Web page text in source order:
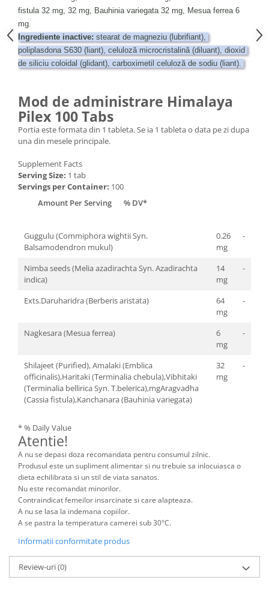
fistula 32 mg, 32 mg, Bauhinia variegata 32 mg, Mesua ferrea 6
mg.
Ingrediente inactive: stearat de magneziu (lubrifiant),
poliplasdona S630 (liant), celuloză microcristalină (diluant), dioxid
de siliciu coloidal (glidant), carboximetil celuloză de sodiu (liant).
Mod de administrare Himalaya
Pilex 100 Tabs
Portia este formata din 1 tableta. Se ia 1 tableta o data pe zi dupa
una din mesele principale.
Supplement Facts
Serving Size: 1 tab
Servings per Container: 100
Amount Per Serving
% DV*
Guggulu (Commiphora wightii Syn.
Balsamodendron mukul)
0.26
mg
-
Nimba seeds (Melia azadirachta Syn. Azadirachta
indica)
14
mg
-
Exts.Daruharidra (Berberis aristata)
64
mg
-
Nagkesara (Mesua ferrea)
6
mg
-
Shilajeet (Purified), Amalaki (Emblica
officinalis),Haritaki (Terminalia chebula),Vibhitaki
(Terminalia bellirica Syn. T.belerica),mgAragvadha
(Cassia fistula),Kanchanara (Bauhinia variegata)
32
mg
-
* % Daily Value
Atentie!
A nu se depasi doza recomandata pentru consumul zilnic.
Produsul este un supliment alimentar si nu trebuie sa inlocuiasca o
dieta echilibrata si un stil de viata sanatos.
Nu este recomandat minorilor.
Contraindicat femeilor insarcinate si care alapteaza.
A nu se lasa la indemana copiilor.
A se pastra la temperatura camerei sub 30°C.
Informatii conformitate produs
Review-uri(0)